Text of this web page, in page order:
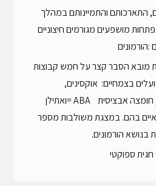
התארכותם והתמיינותם במהלך
מושפעים מגורמים חיצוניים
:הורמונים
מובא הסבר קצר על חמש קבוצות
בצמחיים: אוקסינים,
ג'יברלינים, ציטוקינינים, חומצה אבציסית ABA =ואתילן
בהם. במצגת משולבות מספר
בנושא הורמונים.
ספוקטי